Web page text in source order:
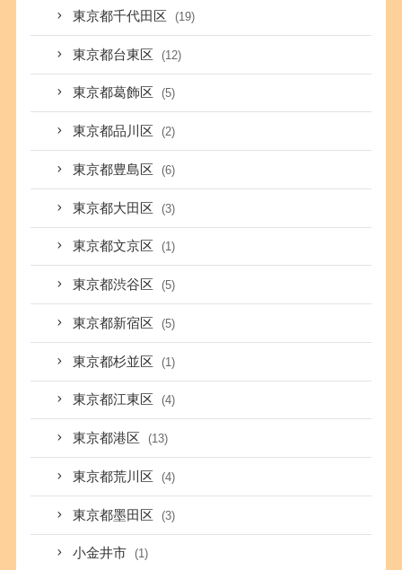
東京都千代田区 (19)
東京都台東区 (12)
東京都葛飾区 (5)
東京都品川区 (2)
東京都豊島区 (6)
東京都大田区 (3)
東京都文京区 (1)
東京都渋谷区 (5)
東京都新宿区 (5)
東京都杉並区 (1)
東京都江東区 (4)
東京都港区 (13)
東京都荒川区 (4)
東京都墨田区 (3)
小金井市 (1)